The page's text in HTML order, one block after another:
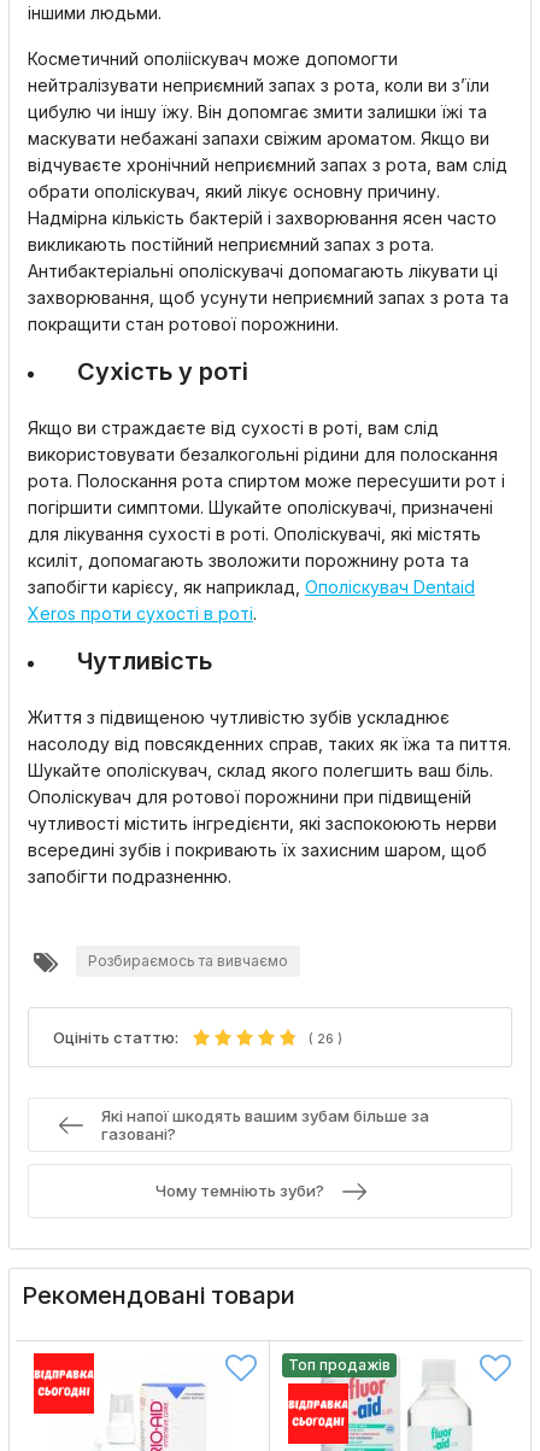
іншими людьми.
Косметичний ополііскувач може допомогти
нейтралізувати неприємний запах з рота, коли ви з’їли
цибулю чи іншу їжу. Він допомгає змити залишки їжі та
маскувати небажані запахи свіжим ароматом. Якщо ви
відчуваєте хронічний неприємний запах з рота, вам слід
обрати ополіскувач, який лікує основну причину.
Надмірна кількість бактерій і захворювання ясен часто
викликають постійний неприємний запах з рота.
Антибактеріальні ополіскувачі допомагають лікувати ці
захворювання, щоб усунути неприємний запах з рота та
покращити стан ротової порожнини.
Сухість у роті
Якщо ви страждаєте від сухості в роті, вам слід
використовувати безалкогольні рідини для полоскання
рота. Полоскання рота спиртом може пересушити рот і
погіршити симптоми. Шукайте ополіскувачі, призначені
для лікування сухості в роті. Ополіскувачі, які містять
ксиліт, допомагають зволожити порожнину рота та
запобігти карієсу, як наприклад, Ополіскувач Dentaid
Xeros проти сухості в роті.
Чутливість
Життя з підвищеною чутливістю зубів ускладнює
насолоду від повсякденних справ, таких як їжа та пиття.
Шукайте ополіскувач, склад якого полегшить ваш біль.
Ополіскувач для ротової порожнини при підвищеній
чутливості містить інгредієнти, які заспокоюють нерви
всередині зубів і покривають їх захисним шаром, щоб
запобігти подразненню.
Розбираємось та вивчаємо
Оцініть статтю: ( 26 )
Які напої шкодять вашим зубам більше за
газовані?
Чому темніють зуби?
Рекомендовані товари
Топ продажів